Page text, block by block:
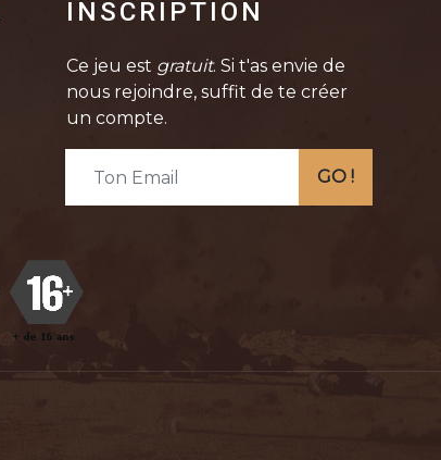
INSCRIPTION
Ce jeu est gratuit. Si t'as envie de
nous rejoindre, suffit de te créer
un compte.
GO !